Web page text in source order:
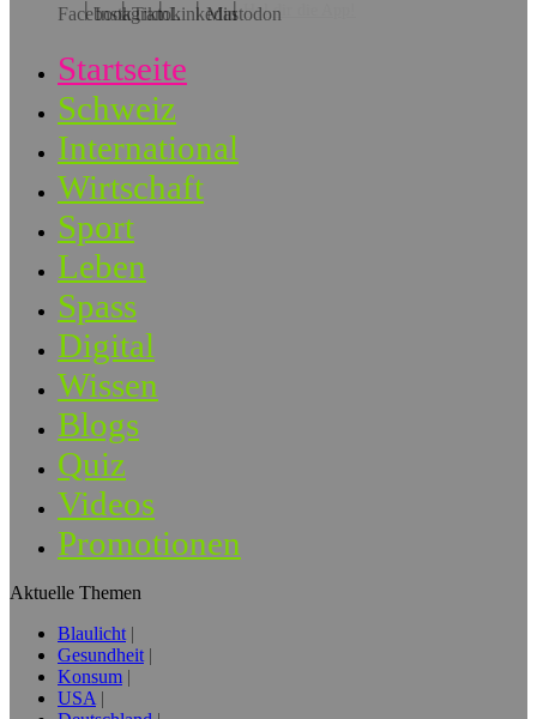
Hol dir die App!
Startseite
Schweiz
International
Wirtschaft
Sport
Leben
Spass
Digital
Wissen
Blogs
Quiz
Videos
Promotionen
Aktuelle Themen
Blaulicht
Gesundheit
Konsum
USA